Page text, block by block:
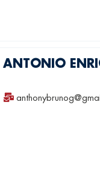
ANTONIO